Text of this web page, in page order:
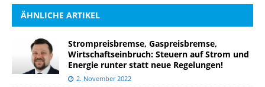
ÄHNLICHE ARTIKEL
Strompreisbremse, Gaspreisbremse,
Wirtschaftseinbruch: Steuern auf Strom und
Energie runter statt neue Regelungen!
2. November 2022